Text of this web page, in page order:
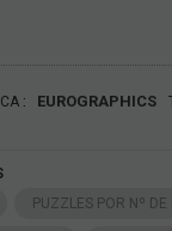
EUROGRAPHICS
PUZZLES POR Nº DE